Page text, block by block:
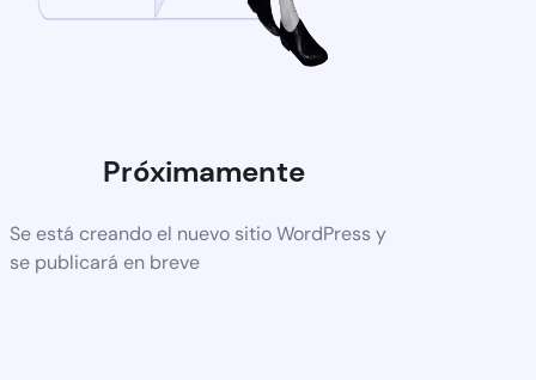
Próximamente
Se está creando el nuevo sitio WordPress y
se publicará en breve